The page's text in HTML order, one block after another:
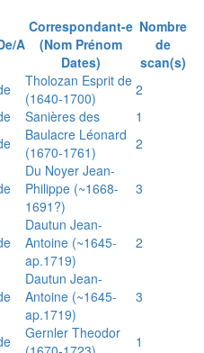
A
Correspondant-e
(Nom Prénom
Dates)
Nombre
de
scan(s)
Tholozan Esprit de
(1640-1700)
2
Sanières des
1
Baulacre Léonard
(1670-1761)
2
Du Noyer Jean-
Philippe (~1668-
1691?)
3
Dautun Jean-
Antoine (~1645-
ap.1719)
2
Dautun Jean-
Antoine (~1645-
ap.1719)
3
Gernler Theodor
1